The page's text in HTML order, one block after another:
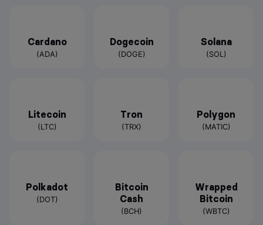
Cardano
(ADA)
Dogecoin
(DOGE)
Solana
(SOL)
Litecoin
(LTC)
Tron
(TRX)
Polygon
(MATIC)
Polkadot
(DOT)
Bitcoin
Cash
(BCH)
Wrapped
Bitcoin
(WBTC)